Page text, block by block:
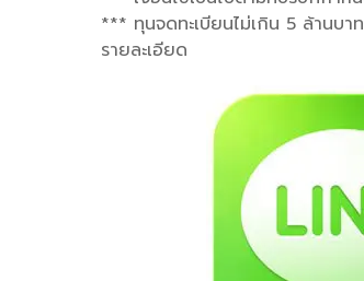
*** ทุนจดทะเบียนไม่เกิน 5 ล้านบ
รายละเอียด